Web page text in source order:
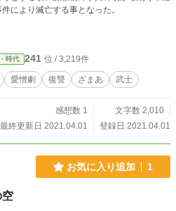
により滅亡する事となった。
時代 241 位 / 3,219件
愛憎劇 復讐 ざまあ 武士
感想数 1
文字数 2,010
最終更新日 2021.04.01
登録日 2021.04.01
お気に入り追加 1
空